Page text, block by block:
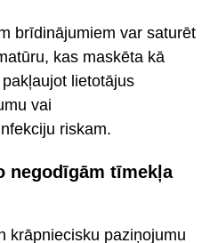
brīdinājumiem var saturēt
kas maskēta kā
lietotājus
vai
riskam.
negodīgām tīmekļa
krāpniecisku paziņojumu